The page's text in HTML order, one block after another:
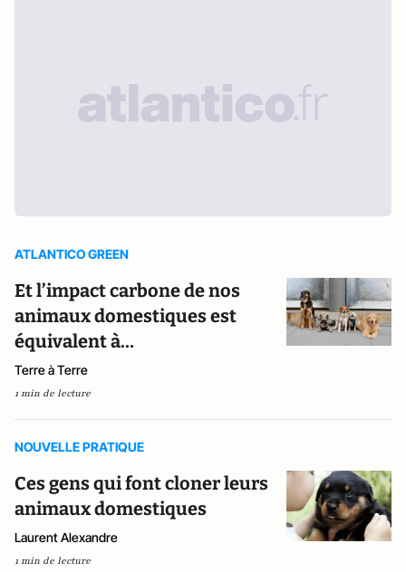
ATLANTICO GREEN
Et l’impact carbone de nos
animaux domestiques est
équivalent à…
Terre à Terre
1 min de lecture
NOUVELLE PRATIQUE
Ces gens qui font cloner leurs
animaux domestiques
Laurent Alexandre
1 min de lecture